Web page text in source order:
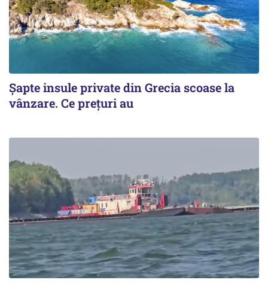
Șapte insule private din Grecia scoase la
vânzare. Ce prețuri au